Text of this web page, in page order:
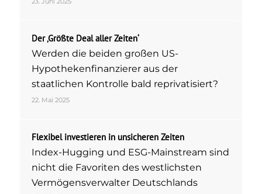
Der ‚Größte Deal aller Zeiten‘
Werden die beiden großen US-
Hypothekenfinanzierer aus der
staatlichen Kontrolle bald reprivatisiert?
22. Mai 2025
Flexibel investieren in unsicheren Zeiten
Index-Hugging und ESG-Mainstream sind
nicht die Favoriten des westlichsten
Vermögensverwalter Deutschlands